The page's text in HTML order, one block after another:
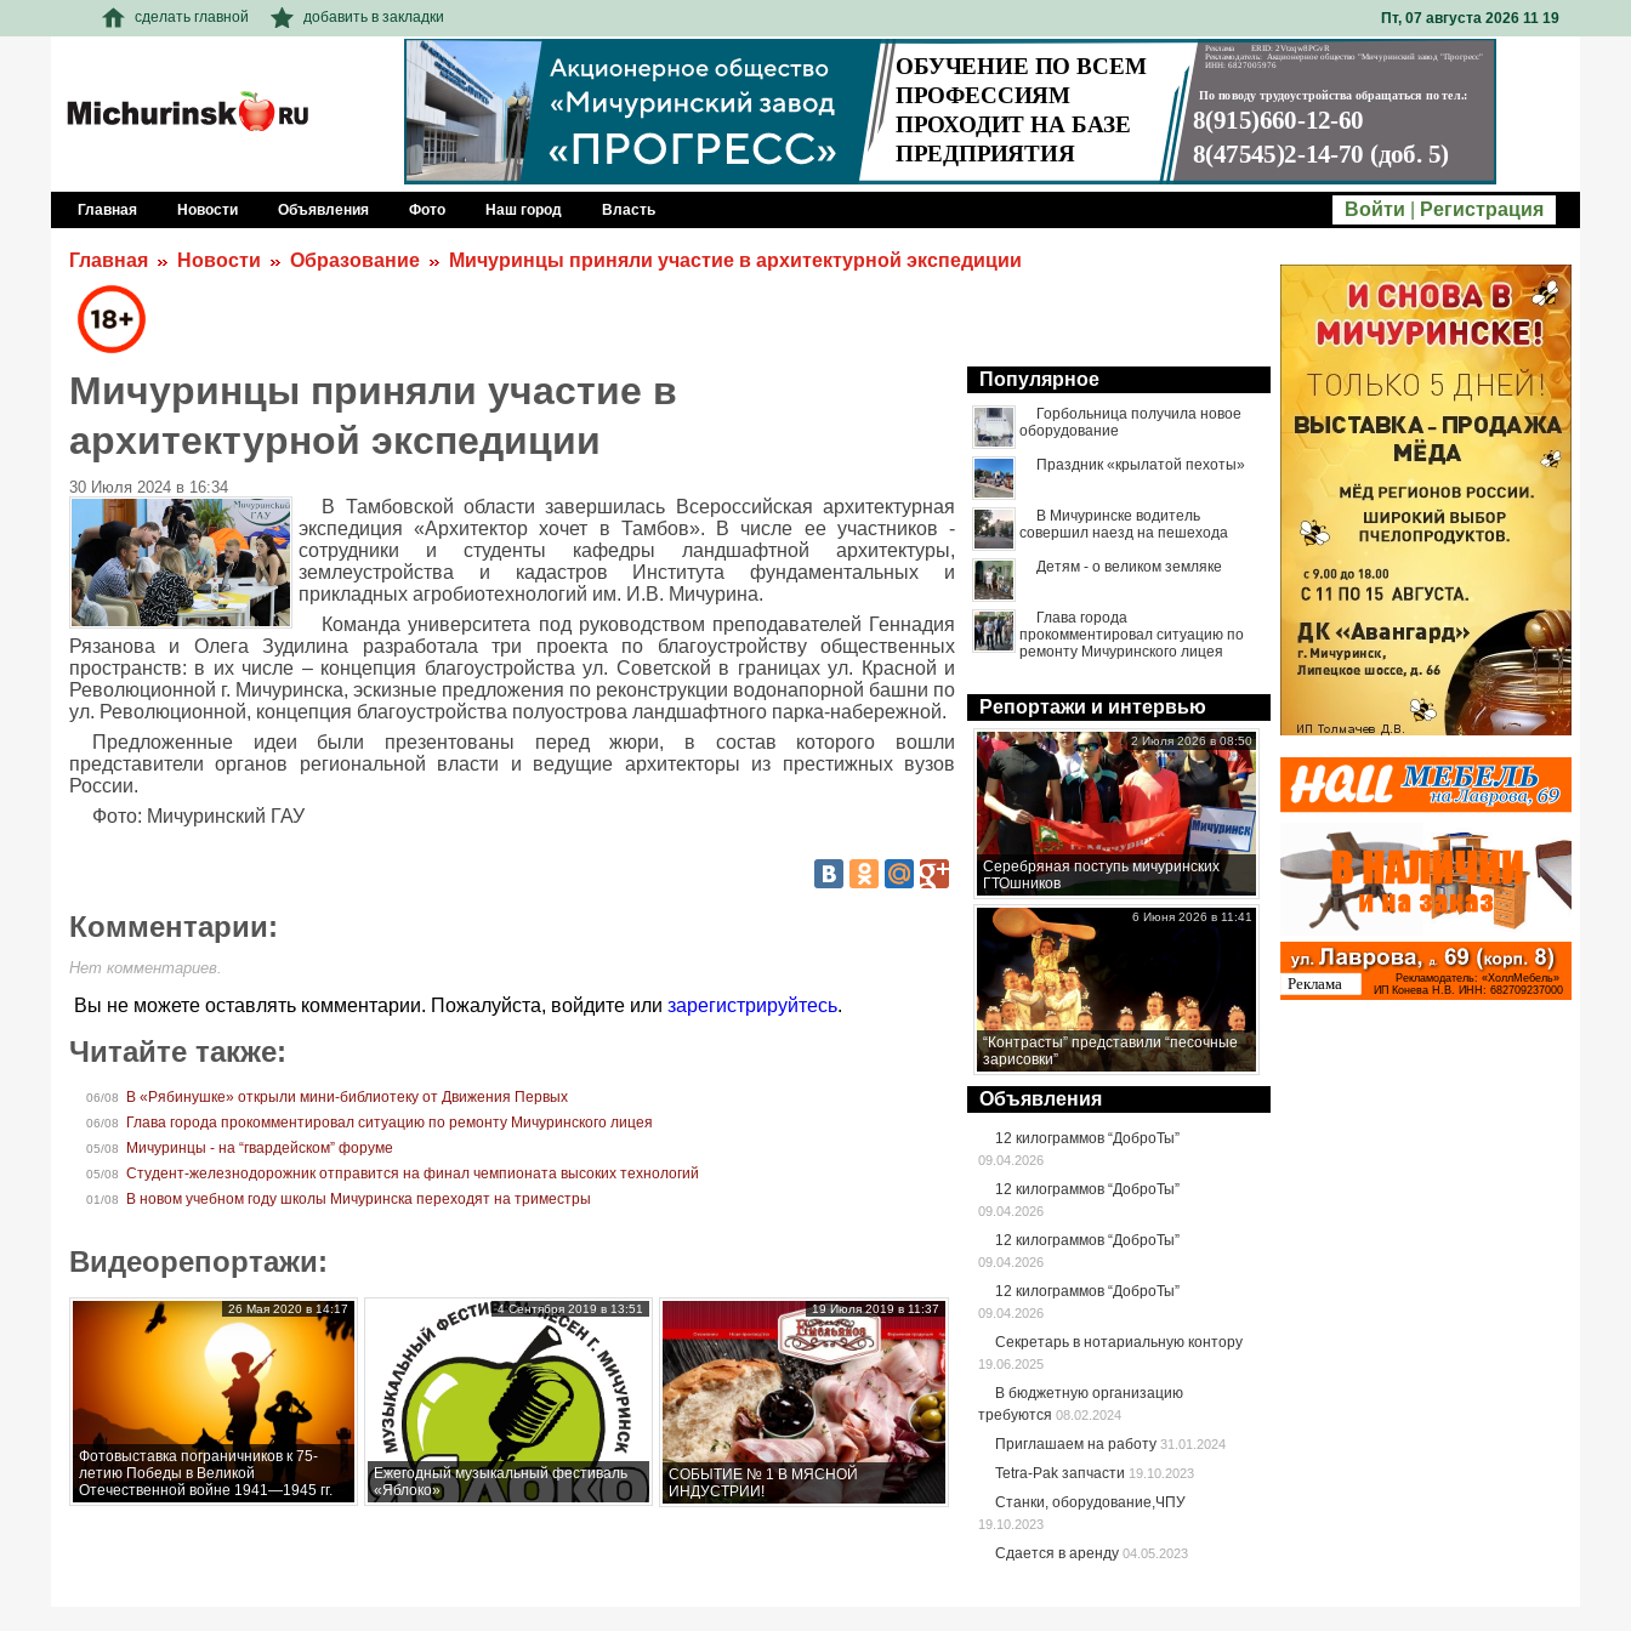
сделать главной добавить в закладки Пт, 07 августа 2026 11: 19
Главная Новости Объявления Фото Наш город Власть Войти Регистрация
Главная Новости Образование Мичуринцы приняли участие в архитектурной экспедиции
Мичуринцы приняли участие в
архитектурной экспедиции
30 Июля 2024 в 16:34
В Тамбовской области завершилась Всероссийская архитектурная
экспедиция «Архитектор хочет в Тамбов». В числе ее участников -
сотрудники и студенты кафедры ландшафтной архитектуры,
землеустройства и кадастров Института фундаментальных и
прикладных агробиотехнологий им. И.В. Мичурина.
Команда университета под руководством преподавателей Геннадия
Рязанова и Олега Зудилина разработала три проекта по благоустройству общественных
пространств: в их числе – концепция благоустройства ул. Советской в границах ул. Красной и
Революционной г. Мичуринска, эскизные предложения по реконструкции водонапорной башни по
ул. Революционной, концепция благоустройства полуострова ландшафтного парка-набережной.
Предложенные идеи были презентованы перед жюри, в состав которого вошли
представители органов региональной власти и ведущие архитекторы из престижных вузов
России.
Фото: Мичуринский ГАУ
Комментарии:
Нет комментариев.
Вы не можете оставлять комментарии. Пожалуйста, войдите или зарегистрируйтесь.
Читайте также:
06/08 В «Рябинушке» открыли мини-библиотеку от Движения Первых
06/08 Глава города прокомментировал ситуацию по ремонту Мичуринского лицея
05/08 Мичуринцы - на “гвардейском” форуме
05/08 Студент-железнодорожник отправится на финал чемпионата высоких технологий
01/08 В новом учебном году школы Мичуринска переходят на триместры
Видеорепортажи:
Фотовыставка пограничников к 75-
летию Победы в Великой
Отечественной войне 1941—1945 гг.
26 Мая 2020 в 14:17
Ежегодный музыкальный фестиваль
«Яблоко»
4 Сентября 2019 в 13:51
СОБЫТИЕ № 1 В МЯСНОЙ
ИНДУСТРИИ!
19 Июля 2019 в 11:37
Популярное
Горбольница получила новое
оборудование
Праздник «крылатой пехоты»
В Мичуринске водитель
совершил наезд на пешехода
Детям - о великом земляке
Глава города
прокомментировал ситуацию по
ремонту Мичуринского лицея
Репортажи и интервью
Серебряная поступь мичуринских
ГТОшников
2 Июля 2026 в 08:50
“Контрасты” представили “песочные
зарисовки”
6 Июня 2026 в 11:41
Объявления
12 килограммов “ДоброТы”
09.04.2026
12 килограммов “ДоброТы”
09.04.2026
12 килограммов “ДоброТы”
09.04.2026
12 килограммов “ДоброТы”
09.04.2026
Секретарь в нотариальную контору
19.06.2025
В бюджетную организацию
требуются 08.02.2024
Приглашаем на работу 31.01.2024
Tetra-Pak запчасти 19.10.2023
Станки, оборудование,ЧПУ
19.10.2023
Сдается в аренду 04.05.2023